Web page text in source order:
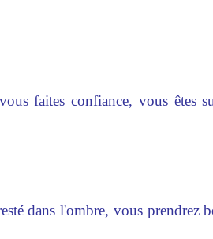
faites confiance, vous êtes
dans l'ombre, vous prendrez